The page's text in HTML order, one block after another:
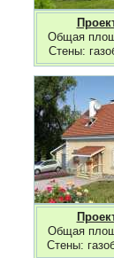
Общая
Стены:
Общая
Стены: